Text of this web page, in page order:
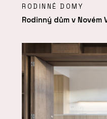
RODINNÉ DOMY
Rodinný dům v Novém